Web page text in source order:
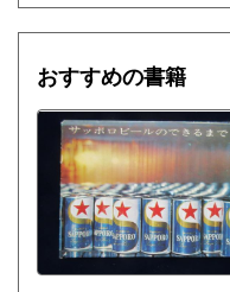
おすすめの書籍